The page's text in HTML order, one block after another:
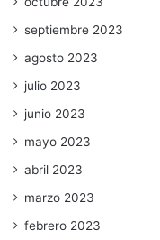
septiembre 2023
agosto 2023
julio 2023
junio 2023
mayo 2023
abril 2023
marzo 2023
febrero 2023